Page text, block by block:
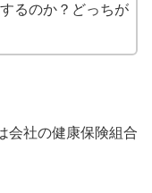
るのか？どっちが
会社の健康保険組合